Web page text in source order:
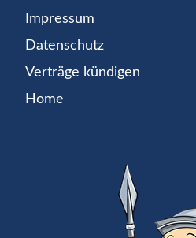
Impressum
Datenschutz
Verträge kündigen
Home